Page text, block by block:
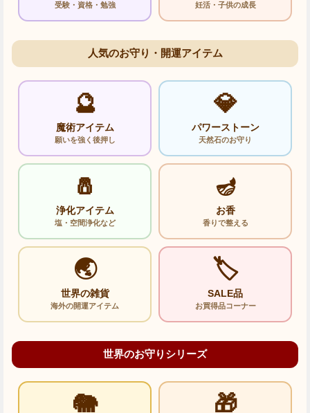
受験・資格・勉強 妊活・子供の成長
人気のお守り・開運アイテム
🔮
魔術アイテム
願いを強く後押し
💎
パワーストーン
天然石のお守り
🧂
浄化アイテム
塩・空間浄化など
🪔
お香
香りで整える
🌏
世界の雑貨
海外の開運アイテム
🏷️
SALE品
お買得品コーナー
世界のお守りシリーズ
🐘 🎁